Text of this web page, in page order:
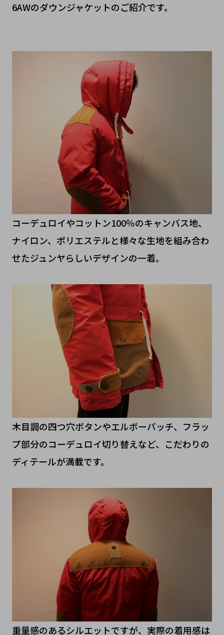
6AWのダウンジャケットのご紹介です。
コーデュロイやコットン100％のキャンバス地、
ナイロン、ポリエステルと様々な生地を組み合わ
せたジュンヤらしいデザインの一着。
木目調の四つ穴ボタンやエルボーパッチ、フラッ
プ部分のコーデュロイ切り替えなど、こだわりの
ディテールが満載です。
重量感のあるシルエットですが、実際の着用感は